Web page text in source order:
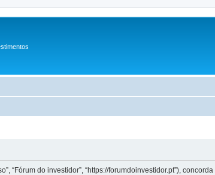
“Fórum do investidor”, “https://forumdoinvestidor.pt”),